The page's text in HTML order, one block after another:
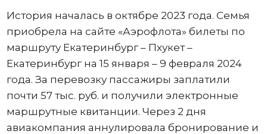
История началась в октябре 2023 года. Семья
приобрела на сайте «Аэрофлота» билеты по
маршруту Екатеринбург – Пхукет –
Екатеринбург на 15 января – 9 февраля 2024
года. За перевозку пассажиры заплатили
почти 57 тыс. руб. и получили электронные
маршрутные квитанции. Через 2 дня
авиакомпания аннулировала бронирование и